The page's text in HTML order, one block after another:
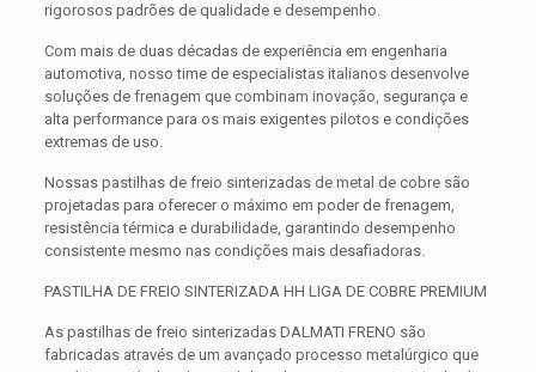
rigorosos padrões de qualidade e desempenho.
Com mais de duas décadas de experiência em engenharia
automotiva, nosso time de especialistas italianos desenvolve
soluções de frenagem que combinam inovação, segurança e
alta performance para os mais exigentes pilotos e condições
extremas de uso.
Nossas pastilhas de freio sinterizadas de metal de cobre são
projetadas para oferecer o máximo em poder de frenagem,
resistência térmica e durabilidade, garantindo desempenho
consistente mesmo nas condições mais desafiadoras.
PASTILHA DE FREIO SINTERIZADA HH LIGA DE COBRE PREMIUM
As pastilhas de freio sinterizadas DALMATI FRENO são
fabricadas através de um avançado processo metalúrgico que